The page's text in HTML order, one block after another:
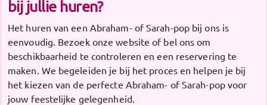
bij jullie huren?
Het huren van een Abraham- of Sarah-pop bij ons is
eenvoudig. Bezoek onze website of bel ons om
beschikbaarheid te controleren en een reservering te
maken. We begeleiden je bij het proces en helpen je bij
het kiezen van de perfecte Abraham- of Sarah-pop voor
jouw feestelijke gelegenheid.